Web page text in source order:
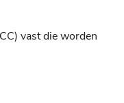
vast die worden